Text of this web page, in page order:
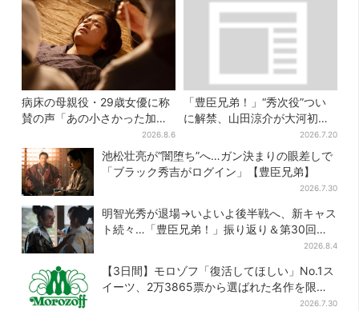
病床の母親役・29歳女優に称
賛の声「あの小さかった加恋
ちゃんが…」朝ドラ視聴者し
みじみ
2026.8.6
「豊臣兄弟！」“秀次役”つい
に解禁、山田涼介が大河初出
演「まさかの」「楽しみすぎ
る」
2026.7.20
池松壮亮が“闇堕ち”へ…ガン決まりの眼差しで
「ブラック秀吉がログイン」【豊臣兄弟】
2026.7.30
明智光秀が退場→いよいよ後半戦へ、新キャス
ト続々…「豊臣兄弟！」振り返り＆第30回あ
2026.8.4
【3日間】モロゾフ「復活してほしい」No.1ス
イーツ、2万3865票から選ばれた名作を限定
2026.7.30